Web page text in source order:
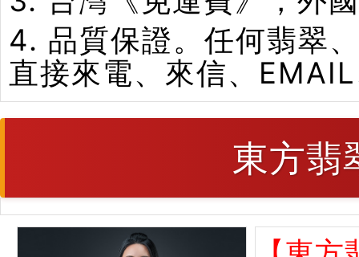
4. 品質保證。任何翡翠
直接來電、來信、
東方翡